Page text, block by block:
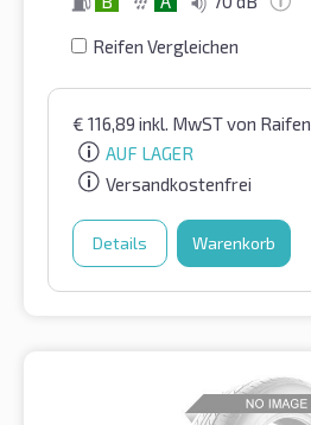
Reifen Vergleichen
€ 116,89 inkl. MwSTvon
AUF LAGER
Versandkostenfrei
Details Warenkorb